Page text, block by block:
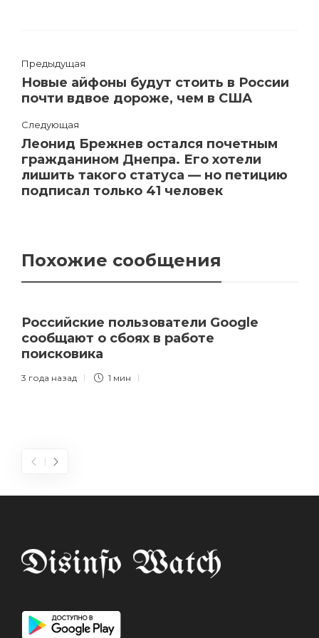
Предыдущая
Новые айфоны будут стоить в России
почти вдвое дороже, чем в США
Следующая
Леонид Брежнев остался почетным
гражданином Днепра. Его хотели
лишить такого статуса — но петицию
подписал только 41 человек
Похожие сообщения
Российские пользователи Google
сообщают о сбоях в работе
поисковика
3 года назад 1 мин